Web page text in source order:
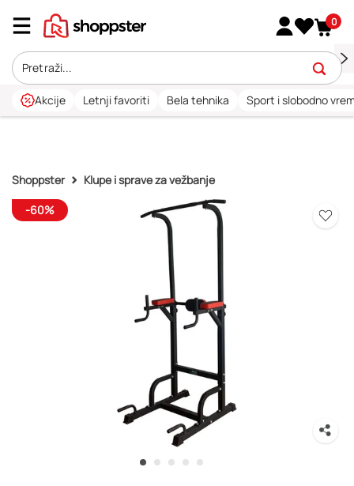
0
Akcije Letnji favoriti Bela tehnika Sport i slobodno
Shoppster
Klupe i sprave za vežbanje
-60%